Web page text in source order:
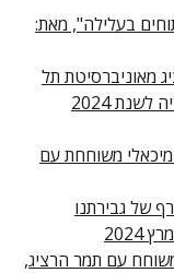
להיסטוריה, 170, "פיתוחים בעלילה", מאת:
מאוניברסיטת תל
2024
משוחחת עם
של גבירתנו
עם תמר הרציג,